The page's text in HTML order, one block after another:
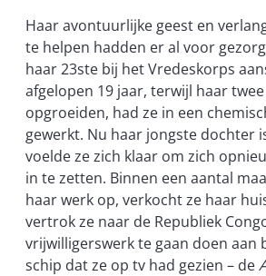
Haar avontuurlijke geest en
te helpen hadden er al voor
haar 23ste bij het Vredeskorps
afgelopen 19 jaar, terwijl haar
opgroeiden, had ze in een
gewerkt. Nu haar jongste dochter
voelde ze zich klaar om zich
in te zetten. Binnen een aantal
haar werk op, verkocht ze haar
vertrok ze naar de Republiek
vrijwilligerswerk te gaan doen aan
schip dat ze op tv had gezien – de